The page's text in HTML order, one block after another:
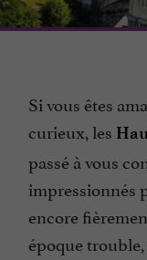
Si vous êtes
curieux, les
passé à vous
impressionnés
encore
époque trouble,